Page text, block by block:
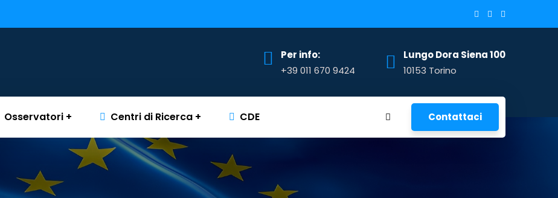
Per info:
+39 011 670 9424
Lungo Dora Siena 100
10153 Torino
Osservatori Centri di Ricerca CDE Contattaci